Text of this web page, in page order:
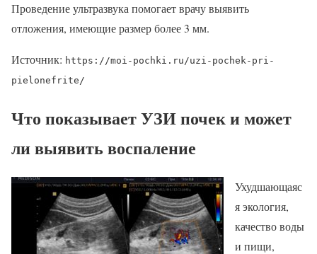
Проведение ультразвука помогает врачу выявить
отложения, имеющие размер более 3 мм.
Источник: https://moi-pochki.ru/uzi-pochek-pri-
pielonefrite/
Что показывает УЗИ почек и может
ли выявить воспаление
Ухудшающаяс
я экология,
качество воды
и пищи,